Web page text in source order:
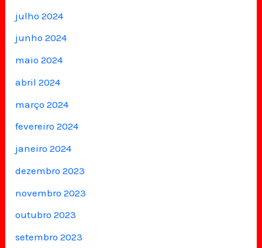
julho 2024
junho 2024
maio 2024
abril 2024
março 2024
fevereiro 2024
janeiro 2024
dezembro 2023
novembro 2023
outubro 2023
setembro 2023